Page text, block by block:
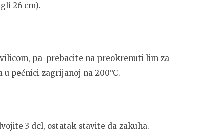
26 cm).
pa prebacite na preokrenuti lim za
pećnici zagrijanoj na 200°C.
3 dcl, ostatak stavite da zakuha.